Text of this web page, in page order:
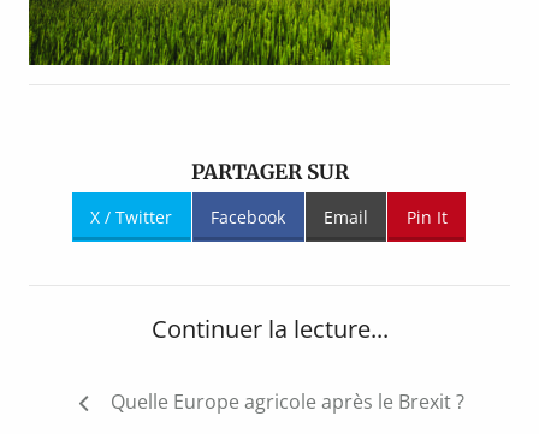
PARTAGER SUR
X / Twitter Facebook Email Pin It
Continuer la lecture...
Navigation
Quelle Europe agricole après le Brexit ?